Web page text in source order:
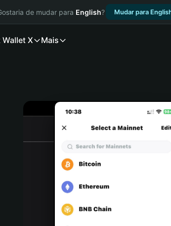
de mudar para English? Mudar para
X Mais